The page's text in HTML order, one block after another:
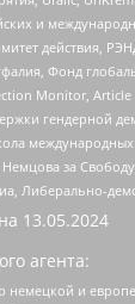
и
действия,
Фонд
Monitor,
гендерной
за
Либерально-
13.05.2024
агента:
и